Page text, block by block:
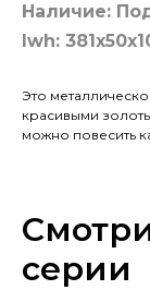
Наличие:
lwh:
Это
красивыми
можно повесить
серии